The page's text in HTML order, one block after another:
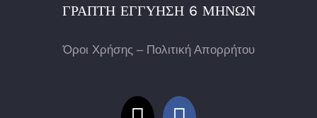
ΓΡΑΠΤΉ ΕΓΓΎΗΣΗ 6 ΜΗΝΏΝ
Όροι Χρήσης – Πολιτική Απορρήτου